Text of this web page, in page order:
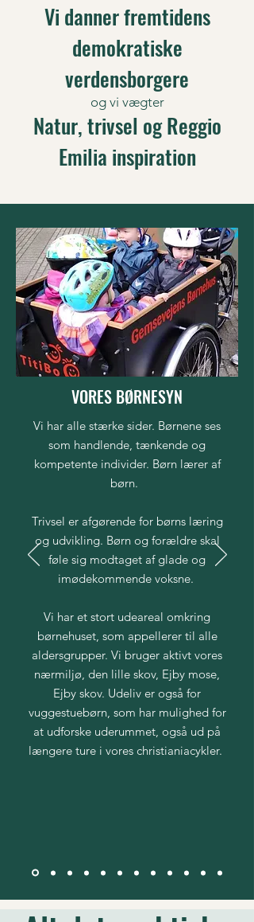
Vi danner fremtidens
demokratiske
verdensborgere
og vi vægter
Natur, trivsel og Reggio
Emilia inspiration
VORES BØRNESYN
Vi har alle stærke sider. Børnene ses
som handlende, tænkende og
kompetente individer. Børn lærer af
børn.
Trivsel er afgørende for børns læring
og udvikling. Børn og forældre skal
føle sig modtaget af glade og
imødekommende voksne.
Vi har et stort udeareal omkring
børnehuset, som appellerer til alle
aldersgrupper. Vi bruger aktivt vores
nærmiljø, den lille skov, Ejby mose,
Ejby skov. Udeliv er også for
vuggestuebørn, som har mulighed for
at udforske uderummet, også ud på
længere ture i vores christianiacykler.